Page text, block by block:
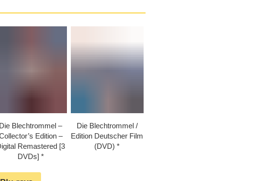
Die Blechtrommel –
Edition –
Remastered [3
DVDs]
Die Blechtrommel /​
Edition Deutscher Film
(DVD)